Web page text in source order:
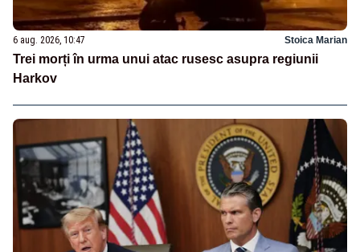
6 aug. 2026, 10:47 Stoica Marian
Trei morți în urma unui atac rusesc asupra regiunii
Harkov